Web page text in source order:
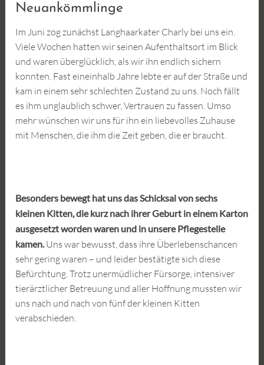
Neuankömmlinge
Im Juni zog zunächst Langhaarkater Charly bei uns ein.
Viele Wochen hatten wir seinen Aufenthaltsort im Blick
und waren überglücklich, als wir ihn endlich sichern
konnten. Fast eineinhalb Jahre lebte er auf der Straße und
kam in einem sehr schlechten Zustand zu uns. Noch fällt
es ihm unglaublich schwer, Vertrauen zu fassen. Umso
mehr wünschen wir uns für ihn ein liebevolles Zuhause
mit Menschen, die ihm die Zeit geben, die er braucht.
Besonders bewegt hat uns das Schicksal von sechs
kleinen Kitten, die kurz nach ihrer Geburt in einem Karton
ausgesetzt worden waren und in unsere Pflegestelle
kamen.Uns war bewusst, dass ihre Überlebenschancen
sehr gering waren – und leider bestätigte sich diese
Befürchtung. Trotz unermüdlicher Fürsorge, intensiver
tierärztlicher Betreuung und aller Hoffnung mussten wir
uns nach und nach von fünf der kleinen Kitten
verabschieden.